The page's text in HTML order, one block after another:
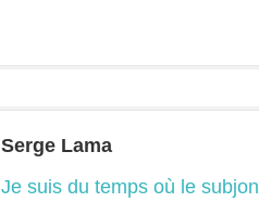
Serge Lama
Je suis du temps où le